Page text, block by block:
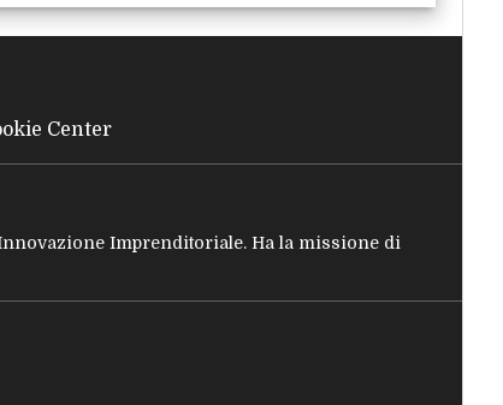
Center
Imprenditoriale. Ha la missione di